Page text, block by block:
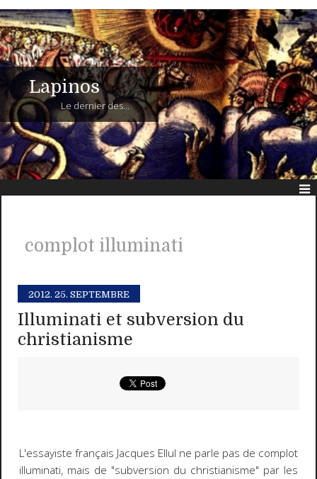
Lapinos
Le dernier des...
complot illuminati
2012. 25. SEPTEMBRE
Illuminati et subversion du
christianisme
L'essayiste français Jacques Ellul ne parle pas de complot
illuminati, mais de "subversion du christianisme" par les